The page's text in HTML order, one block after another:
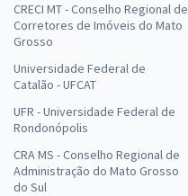
CRECI MT - Conselho Regional de
Corretores de Imóveis do Mato
Grosso
Universidade Federal de
Catalão - UFCAT
UFR - Universidade Federal de
Rondonópolis
CRA MS - Conselho Regional de
Administração do Mato Grosso
do Sul